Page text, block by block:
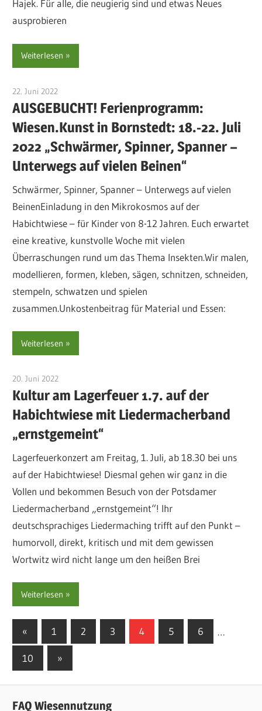
Hajek. Für alle, die neugierig sind und etwas Neues
ausprobieren
Weiterlesen
22. Juni 2022
AUSGEBUCHT! Ferienprogramm:
Wiesen.Kunst in Bornstedt: 18.-22. Juli
2022 „Schwärmer, Spinner, Spanner –
Unterwegs auf vielen Beinen“
Schwärmer, Spinner, Spanner – Unterwegs auf vielen
BeinenEinladung in den Mikrokosmos auf der
Habichtwiese – für Kinder von 8-12 Jahren. Euch erwartet
eine kreative, kunstvolle Woche mit vielen
Überraschungen rund um das Thema Insekten.Wir malen,
modellieren, formen, kleben, sägen, schnitzen, schneiden,
stempeln, schwatzen und spielen
zusammen.Unkostenbeitrag für Material und Essen:
Weiterlesen
20. Juni 2022
Kultur am Lagerfeuer 1.7. auf der
Habichtwiese mit Liedermacherband
„ernstgemeint“
Lagerfeuerkonzert am Freitag, 1. Juli, ab 18.30 bei uns
auf der Habichtwiese! Diesmal gehen wir ganz in die
Vollen und bekommen Besuch von der Potsdamer
Liedermacherband „ernstgemeint“! Ihr
deutschsprachiges Liedermaching trifft auf den Punkt –
humorvoll, direkt, kritisch und mit dem gewissen
Wortwitz wird nicht lange um den heißen Brei
Weiterlesen
Beitragsnavigation
« Vorherige
Beiträge
1 2 3 4 5 6 …
10
Nächste
Beiträge
»
FAQ Wiesennutzung